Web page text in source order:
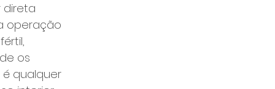
direta
operação
os
é qualquer